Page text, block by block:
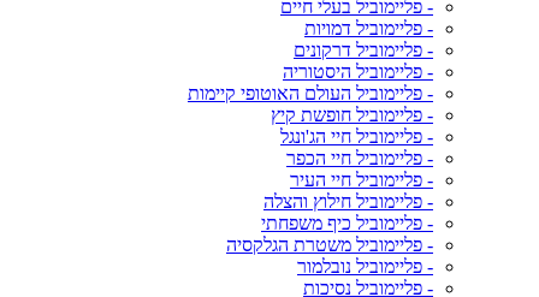
- פליימוביל בעלי חיים
- פליימוביל דמויות
- פליימוביל דרקונים
- פליימוביל היסטוריה
- פליימוביל העולם האוטופי קיימות
- פליימוביל חופשת קיץ
- פליימוביל חיי הג'ונגל
- פליימוביל חיי הכפר
- פליימוביל חיי העיר
- פליימוביל חילוץ והצלה
- פליימוביל כיף משפחתי
- פליימוביל משטרת הגלקסיה
- פליימוביל נובלמור
- פליימוביל נסיכות